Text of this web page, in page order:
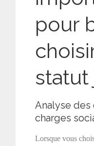
pour
Analyse
charges
Lorsque vous